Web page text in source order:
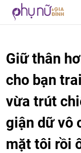
Giữ thân
cho bạn
vừa trút
giận dữ vô
mặt tôi rồi